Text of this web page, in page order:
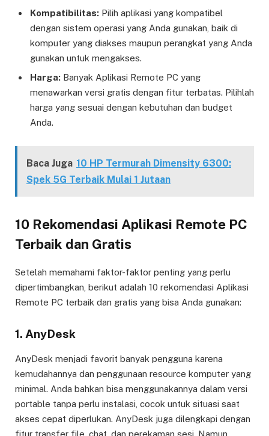
Kompatibilitas: Pilih aplikasi yang kompatibel
dengan sistem operasi yang Anda gunakan, baik di
komputer yang diakses maupun perangkat yang Anda
gunakan untuk mengakses.
Harga: Banyak Aplikasi Remote PC yang
menawarkan versi gratis dengan fitur terbatas. Pilihlah
harga yang sesuai dengan kebutuhan dan budget
Anda.
Baca Juga 10 HP Termurah Dimensity 6300:
Spek 5G Terbaik Mulai 1 Jutaan
10 Rekomendasi Aplikasi Remote PC
Terbaik dan Gratis
Setelah memahami faktor-faktor penting yang perlu
dipertimbangkan, berikut adalah 10 rekomendasi Aplikasi
Remote PC terbaik dan gratis yang bisa Anda gunakan:
1. AnyDesk
AnyDesk menjadi favorit banyak pengguna karena
kemudahannya dan penggunaan resource komputer yang
minimal. Anda bahkan bisa menggunakannya dalam versi
portable tanpa perlu instalasi, cocok untuk situasi saat
akses cepat diperlukan. AnyDesk juga dilengkapi dengan
fitur transfer file, chat, dan perekaman sesi. Namun,